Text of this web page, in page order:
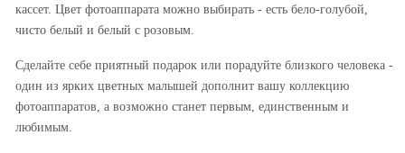
кассет. Цвет фотоаппарата можно выбирать - есть бело-голубой,
чисто белый и белый с розовым.
Сделайте себе приятный подарок или порадуйте близкого человека -
один из ярких цветных малышей дополнит вашу коллекцию
фотоаппаратов, а возможно станет первым, единственным и
любимым.